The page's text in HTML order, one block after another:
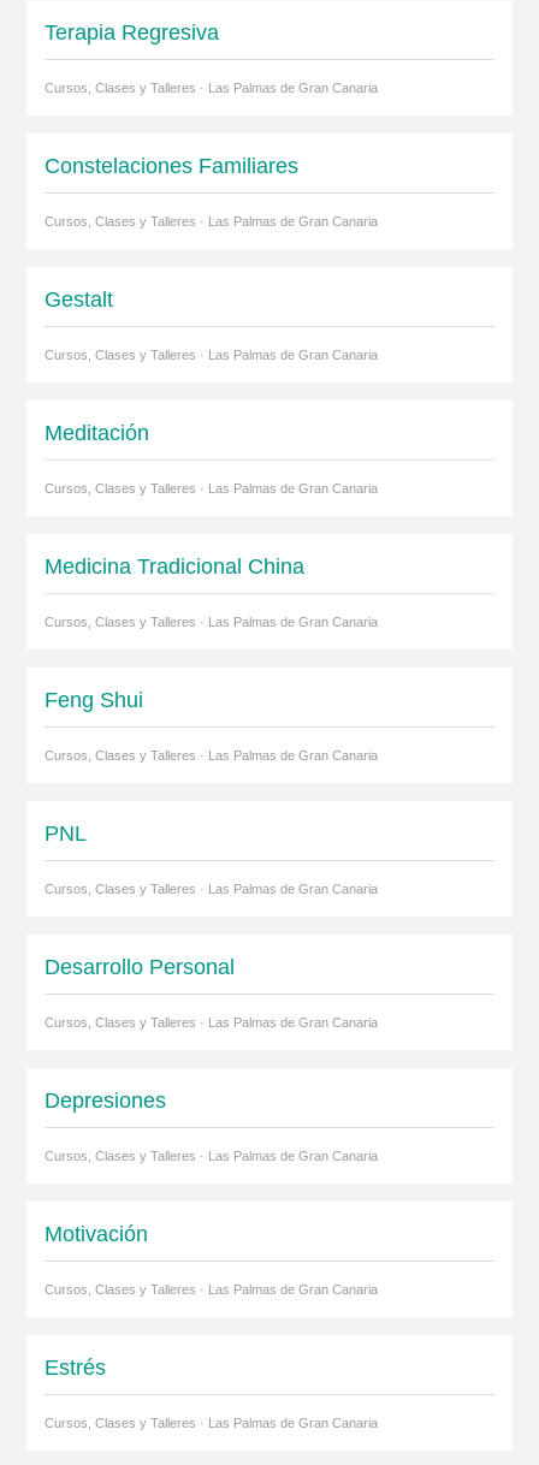
Terapia Regresiva
Cursos, Clases y Talleres · Las Palmas de Gran Canaria
Constelaciones Familiares
Cursos, Clases y Talleres · Las Palmas de Gran Canaria
Gestalt
Cursos, Clases y Talleres · Las Palmas de Gran Canaria
Meditación
Cursos, Clases y Talleres · Las Palmas de Gran Canaria
Medicina Tradicional China
Cursos, Clases y Talleres · Las Palmas de Gran Canaria
Feng Shui
Cursos, Clases y Talleres · Las Palmas de Gran Canaria
PNL
Cursos, Clases y Talleres · Las Palmas de Gran Canaria
Desarrollo Personal
Cursos, Clases y Talleres · Las Palmas de Gran Canaria
Depresiones
Cursos, Clases y Talleres · Las Palmas de Gran Canaria
Motivación
Cursos, Clases y Talleres · Las Palmas de Gran Canaria
Estrés
Cursos, Clases y Talleres · Las Palmas de Gran Canaria